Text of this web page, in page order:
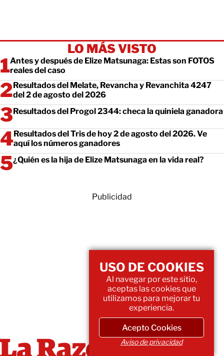
LO MÁS VISTO
Antes y después de Elize Matsunaga: Estas son FOTOS
reales del caso
Resultados del Melate, Revancha y Revanchita 4247
del 2 de agosto del 2026
Resultados del Progol 2344: checa la quiniela ganadora
Resultados del Tris de hoy 2 de agosto del 2026. Ve
aquí los números ganadores
¿Quién es la hija de Elize Matsunaga en la vida real?
Publicidad
USO DE COOKIES
Al navegar por este sitio,
aceptas las cookies que
utilizamos para mejorar tu
experiencia.
Acepto Cookies
Aviso de privacidad